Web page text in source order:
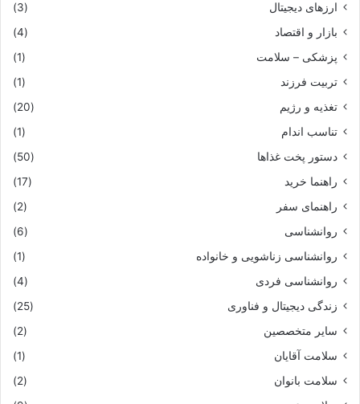
ارزهای دیجیتال
(3)
بازار و اقتصاد
(4)
پزشکی – سلامت
(1)
تربیت فرزند
(1)
تغذیه و رژیم
(20)
تناسب اندام
(1)
دستور پخت غذاها
(50)
راهنما خرید
(17)
راهنمای سفر
(2)
روانشناسی
(6)
روانشناسی زناشویی و خانواده
(1)
روانشناسی فردی
(4)
زندگی دیجیتال و فناوری
(25)
سایر متخصصین
(2)
سلامت آقایان
(1)
سلامت بانوان
(2)